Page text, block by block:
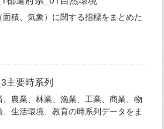
積、気象）に関する指標をまとめた
主要時系列
農業、林業、漁業、工業、商業、物
生活環境、教育の時系列データをま